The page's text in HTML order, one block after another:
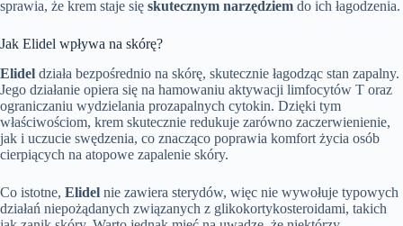
sprawia, że krem staje się skutecznym narzędziem do ich łagodzenia.
Jak Elidel wpływa na skórę?
Elidel działa bezpośrednio na skórę, skutecznie łagodząc stan zapalny.
Jego działanie opiera się na hamowaniu aktywacji limfocytów T oraz
ograniczaniu wydzielania prozapalnych cytokin. Dzięki tym
właściwościom, krem skutecznie redukuje zarówno zaczerwienienie,
jak i uczucie swędzenia, co znacząco poprawia komfort życia osób
cierpiących na atopowe zapalenie skóry.
Co istotne, Elidel nie zawiera sterydów, więc nie wywołuje typowych
działań niepożądanych związanych z glikokortykosteroidami, takich